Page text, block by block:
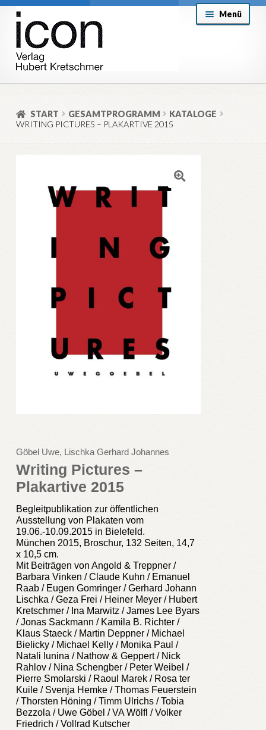
Zur
Navigation
springen
Zum
Inhalt
springen
Menü
About
Versand & Lieferung
START GESAMTPROGRAMM
KATALOGE
WRITING PICTURES – PLAKARTIVE 2015
Göbel Uwe, Lischka Gerhard Johannes
Writing Pictures –
Plakartive 2015
Begleitpublikation zur öffentlichen
Ausstellung von Plakaten vom
19.06.-10.09.2015 in Bielefeld.
München 2015, Broschur, 132 Seiten, 14,7
x 10,5 cm.
Mit Beiträgen von Angold & Treppner /
Barbara Vinken / Claude Kuhn / Emanuel
Raab / Eugen Gomringer / Gerhard Johann
Lischka / Geza Frei / Heiner Meyer / Hubert
Kretschmer / Ina Marwitz / James Lee Byars
/ Jonas Sackmann / Kamila B. Richter /
Klaus Staeck / Martin Deppner / Michael
Bielicky / Michael Kelly / Monika Paul /
Natali Iunina / Nathow & Geppert / Nick
Rahlov / Nina Schengber / Peter Weibel /
Pierre Smolarski / Raoul Marek / Rosa ter
Kuile / Svenja Hemke / Thomas Feuerstein
/ Thorsten Höning / Timm Ulrichs / Tobia
Bezzola / Uwe Göbel / VA Wölfl / Volker
Friedrich / Vollrad Kutscher